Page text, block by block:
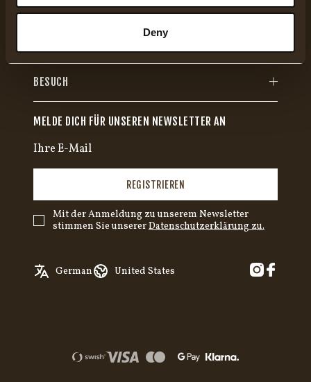
Deny
BESUCH
MELDE DICH FÜR UNSEREN NEWSLETTER AN
REGISTRIEREN
Mit der Anmeldung zu unserem Newsletter
stimmen Sie unsererDatenschutzerklärung zu.
German
English
United States
Austria
Denmark